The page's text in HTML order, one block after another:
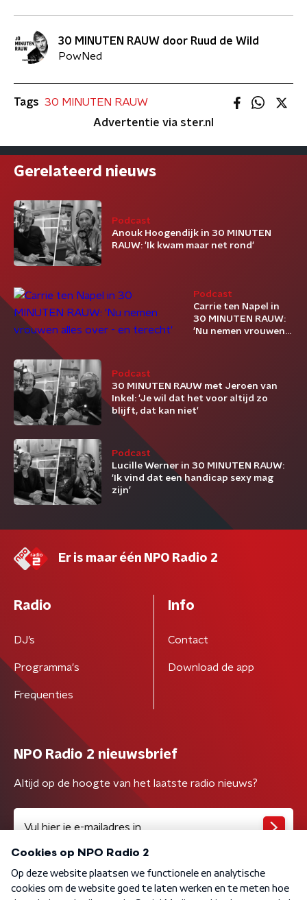
30 MINUTEN RAUW door Ruud de Wild
PowNed
Tags 30 MINUTEN RAUW
Advertentie via ster.nl
Gerelateerd nieuws
Podcast
Anouk Hoogendijk in 30 MINUTEN
RAUW: 'Ik kwam maar net rond'
Podcast
Carrie ten Napel in
30 MINUTEN RAUW:
'Nu nemen vrouwen
Podcast
30 MINUTEN RAUW met Jeroen van
Inkel: 'Je wil dat het voor altijd zo
blijft, dat kan niet'
Podcast
Lucille Werner in 30 MINUTEN RAUW:
‘Ik vind dat een handicap sexy mag
zijn’
Er is maar één NPO Radio 2
Radio
DJ’s
Programma's
Frequenties
Info
Contact
Download de app
NPO Radio 2 nieuwsbrief
Altijd op de hoogte van het laatste radio nieuws?